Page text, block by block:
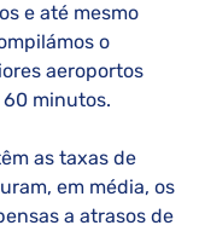
e até mesmo
o
aeroportos
minutos.
as taxas de
em média, os
a atrasos de